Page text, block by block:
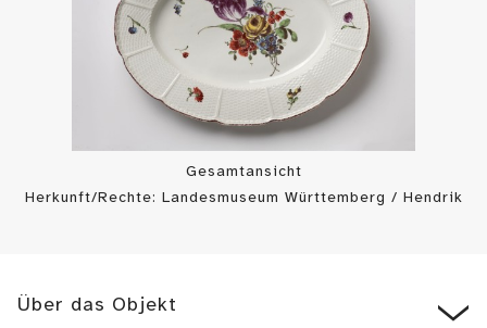
Gesamtansicht
Herkunft/Rechte: Landesmuseum Württemberg / Hendrik
Über das Objekt